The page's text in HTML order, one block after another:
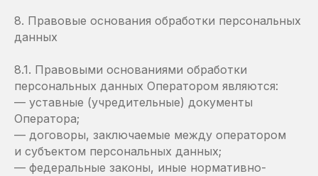
8. Правовые основания обработки персональных
данных
8.1. Правовыми основаниями обработки
персональных данных Оператором являются:
— уставные (учредительные) документы
Оператора;
— договоры, заключаемые между оператором
и субъектом персональных данных;
— федеральные законы, иные нормативно-